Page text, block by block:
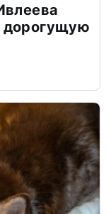
дорогущую